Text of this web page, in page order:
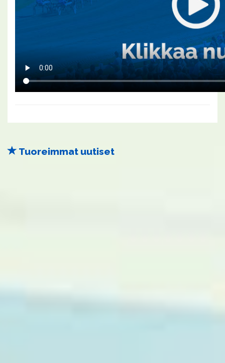
Tuoreimmat uutiset